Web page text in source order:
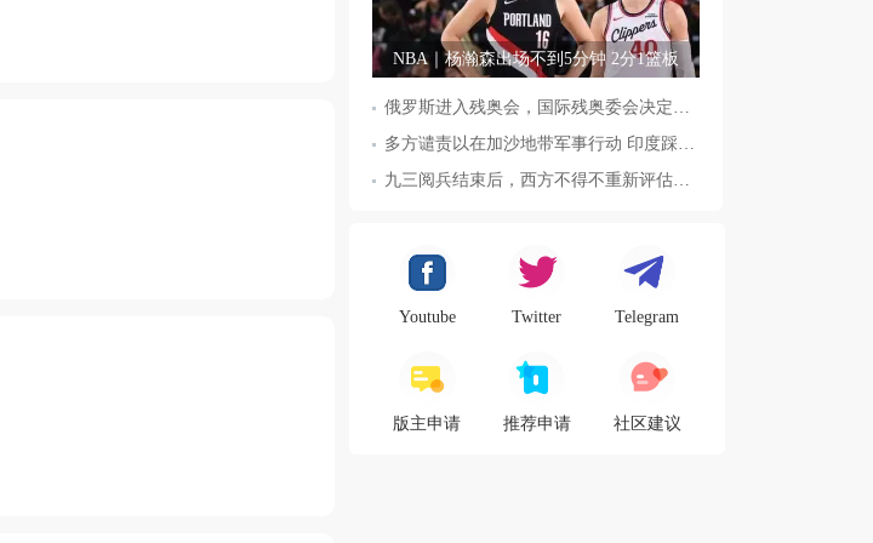
NBA｜杨瀚森出场不到5分钟 2分1篮板
Youtube Twitter Telegram
版主申请 推荐申请 社区建议